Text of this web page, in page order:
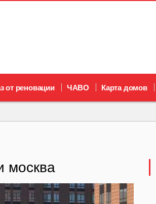
от реновации ЧАВО Карта домов
москва